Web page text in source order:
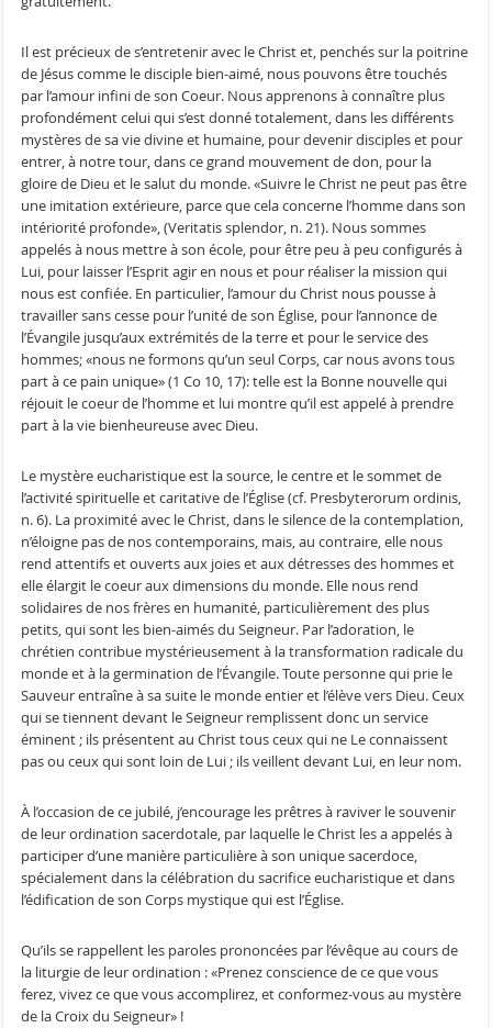
Il est précieux de s’entretenir avec le Christ et, penchés sur la poitrine
de Jésus comme le disciple bien-aimé, nous pouvons être touchés
par l’amour infini de son Coeur. Nous apprenons à connaître plus
profondément celui qui s’est donné totalement, dans les différents
mystères de sa vie divine et humaine, pour devenir disciples et pour
entrer, à notre tour, dans ce grand mouvement de don, pour la
gloire de Dieu et le salut du monde. «Suivre le Christ ne peut pas être
une imitation extérieure, parce que cela concerne l’homme dans son
intériorité profonde», (Veritatis splendor, n. 21). Nous sommes
appelés à nous mettre à son école, pour être peu à peu configurés à
Lui, pour laisser l’Esprit agir en nous et pour réaliser la mission qui
nous est confiée. En particulier, l’amour du Christ nous pousse à
travailler sans cesse pour l’unité de son Église, pour l’annonce de
l’Évangile jusqu’aux extrémités de la terre et pour le service des
hommes; «nous ne formons qu’un seul Corps, car nous avons tous
part à ce pain unique» (1 Co 10, 17): telle est la Bonne nouvelle qui
réjouit le coeur de l’homme et lui montre qu’il est appelé à prendre
part à la vie bienheureuse avec Dieu.
Le mystère eucharistique est la source, le centre et le sommet de
l’activité spirituelle et caritative de l’Église (cf. Presbyterorum ordinis,
n. 6). La proximité avec le Christ, dans le silence de la contemplation,
n’éloigne pas de nos contemporains, mais, au contraire, elle nous
rend attentifs et ouverts aux joies et aux détresses des hommes et
elle élargit le coeur aux dimensions du monde. Elle nous rend
solidaires de nos frères en humanité, particulièrement des plus
petits, qui sont les bien-aimés du Seigneur. Par l’adoration, le
chrétien contribue mystérieusement à la transformation radicale du
monde et à la germination de l’Évangile. Toute personne qui prie le
Sauveur entraîne à sa suite le monde entier et l’élève vers Dieu. Ceux
qui se tiennent devant le Seigneur remplissent donc un service
éminent ; ils présentent au Christ tous ceux qui ne Le connaissent
pas ou ceux qui sont loin de Lui ; ils veillent devant Lui, en leur nom.
À l’occasion de ce jubilé, j’encourage les prêtres à raviver le souvenir
de leur ordination sacerdotale, par laquelle le Christ les a appelés à
participer d’une manière particulière à son unique sacerdoce,
spécialement dans la célébration du sacrifice eucharistique et dans
l’édification de son Corps mystique qui est l’Église.
Qu’ils se rappellent les paroles prononcées par l’évêque au cours de
la liturgie de leur ordination : «Prenez conscience de ce que vous
ferez, vivez ce que vous accomplirez, et conformez-vous au mystère
de la Croix du Seigneur» !